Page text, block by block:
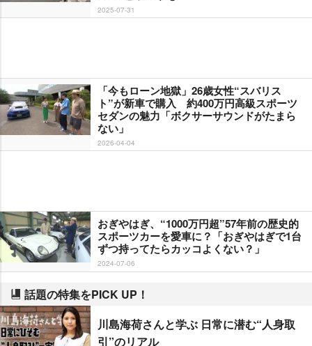
2025-07-31
「今もローン地獄」26歳女性“スバリス
ト”が新車で購入 約400万円高級スポーツ
セダンの魅力「ボクサーサウンドがたまら
ない」
2026-04-04
おぎやはぎ、“1000万円超”57年前の歴史的
スポーツカーを愛車に？「おぎやはぎで1台
ずつ持ってたらカッコよくない？」
2024-07-06
話題の特集をPICK UP！
川島海荷さんと学ぶ 日常に潜む“人身取
引”のリアル